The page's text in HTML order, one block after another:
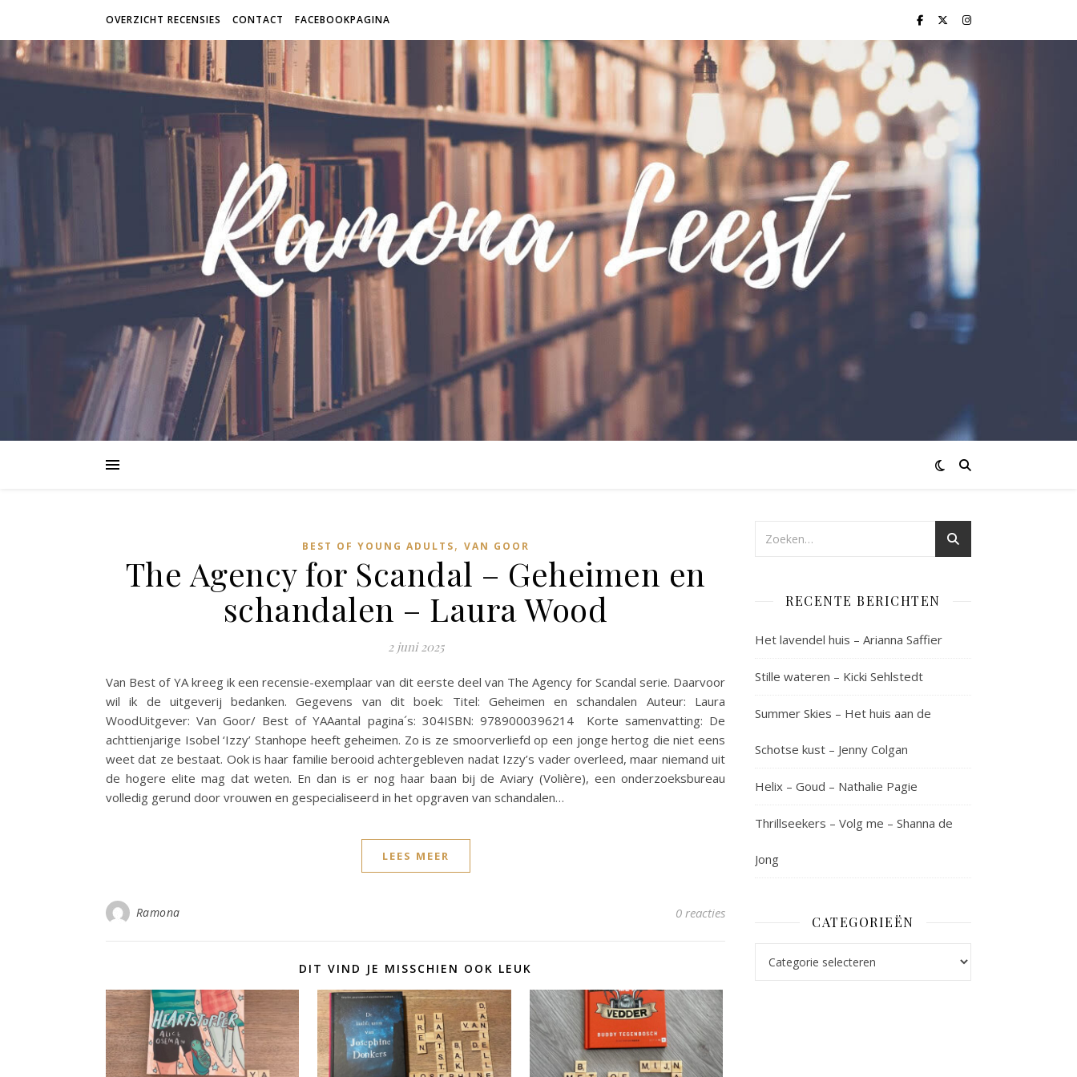
OVERZICHT RECENSIES CONTACT FACEBOOKPAGINA
BEST OF YOUNG ADULTS, VAN GOOR
The Agency for Scandal – Geheimen en
schandalen – Laura Wood
2 juni 2025
Van Best of YA kreeg ik een recensie-exemplaar van dit eerste deel van The Agency for Scandal serie. Daarvoor
wil ik de uitgeverij bedanken. Gegevens van dit boek: Titel: Geheimen en schandalen Auteur: Laura
WoodUitgever: Van Goor/ Best of YAAantal pagina´s: 304ISBN: 9789000396214 Korte samenvatting: De
achttienjarige Isobel ‘Izzy’ Stanhope heeft geheimen. Zo is ze smoorverliefd op een jonge hertog die niet eens
weet dat ze bestaat. Ook is haar familie berooid achtergebleven nadat Izzy’s vader overleed, maar niemand uit
de hogere elite mag dat weten. En dan is er nog haar baan bij de Aviary (Volière), een onderzoeksbureau
volledig gerund door vrouwen en gespecialiseerd in het opgraven van schandalen…
LEES MEER
Ramona 0 reacties
DIT VIND JE MISSCHIEN OOK LEUK
RECENTE BERICHTEN
Het lavendel huis – Arianna Saffier
Stille wateren – Kicki Sehlstedt
Summer Skies – Het huis aan de
Schotse kust – Jenny Colgan
Helix – Goud – Nathalie Pagie
Thrillseekers – Volg me – Shanna de
Jong
CATEGORIEËN